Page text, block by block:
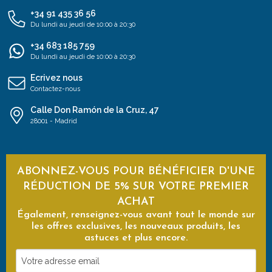
+34 91 435 36 56
Du lundi au jeudi de 10:00 à 20:30
+34 683 185 759
Du lundi au jeudi de 10:00 à 20:30
Ecrivez nous
Contactez-nous
Calle Don Ramón de la Cruz, 47
28001 - Madrid
ABONNEZ-VOUS POUR BÉNÉFICIER D'UNE
RÉDUCTION DE 5% SUR VOTRE PREMIER
ACHAT
Également, renseignez-vous avant tout le monde sur
les offres exclusives, les nouveaux produits, les
astuces et plus encore.
Votre